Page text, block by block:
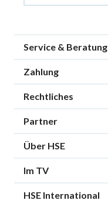
Service & Beratung
Zahlung
Rechtliches
Partner
Über HSE
Im TV
HSE International